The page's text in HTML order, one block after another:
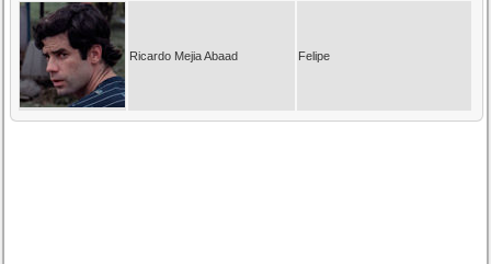
Ricardo Mejia Abaad Felipe